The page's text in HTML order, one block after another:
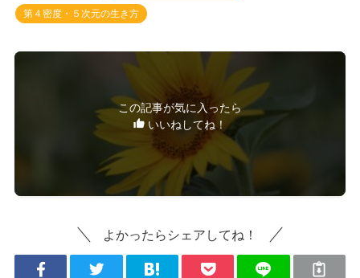
第４密度・５次元の生き方
この記事が気に入ったら
いいねしてね！
よかったらシェアしてね！